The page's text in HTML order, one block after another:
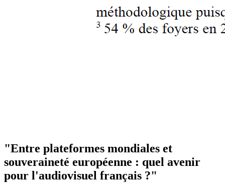
"Entre plateformes mondiales et
souveraineté européenne : quel avenir
pour l'audiovisuel français ?"